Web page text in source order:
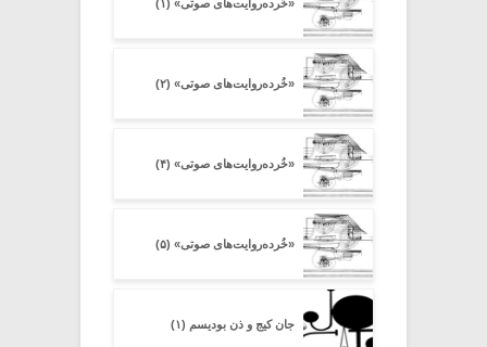
«خُرده‌روایت‌های صوتی» (۱)
«خُرده‌روایت‌های صوتی» (۲)
«خُرده‌روایت‌های صوتی» (۴)
«خُرده‌روایت‌های صوتی» (۵)
جان کیج و ذن بودیسم (۱)